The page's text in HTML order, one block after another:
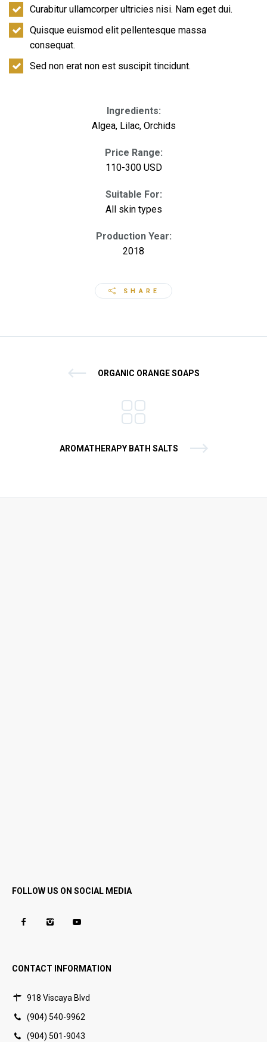
Curabitur ullamcorper ultricies nisi. Nam eget dui.
Quisque euismod elit pellentesque massa
consequat.
Sed non erat non est suscipit tincidunt.
Ingredients:
Algea, Lilac, Orchids
Price Range:
110-300 USD
Suitable For:
All skin types
Production Year:
2018
SHARE
ORGANIC ORANGE SOAPS
AROMATHERAPY BATH SALTS
FOLLOW US ON SOCIAL MEDIA
CONTACT INFORMATION
918 Viscaya Blvd
(904) 540-9962
(904) 501-9043